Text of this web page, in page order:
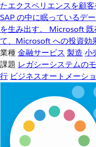
たエクスペリエンスを顧
SAP の中に眠っているデ
を生み出す。
Microsoft
て、Microsoft への投資効
業種金融サービス 製造 小
課題 レガシーシステムの
行 ビジネスオートメーシ